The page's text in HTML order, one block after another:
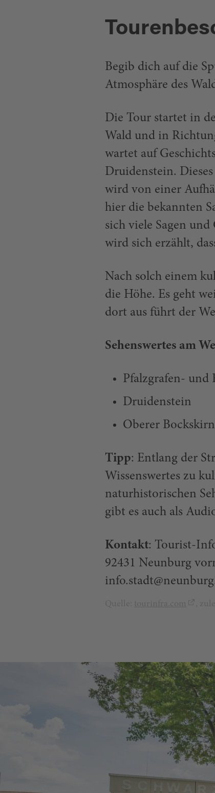
Begib dich auf die
Atmosphäre des
Die Tour startet in
Wald und in
wartet auf
Druidenstein.
wird von einer
hier die bekannten
sich viele Sagen
wird sich erzählt,
Nach solch einem
die Höhe. Es geht
dort aus führt der
Sehenswertes am
Pfalzgrafen- und
Druidenstein
Oberer Bockskirn
Tipp: Entlang der
Wissenswertes zu
naturhistorischen
gibt es auch als
Kontakt: Tourist-
92431 Neunburg